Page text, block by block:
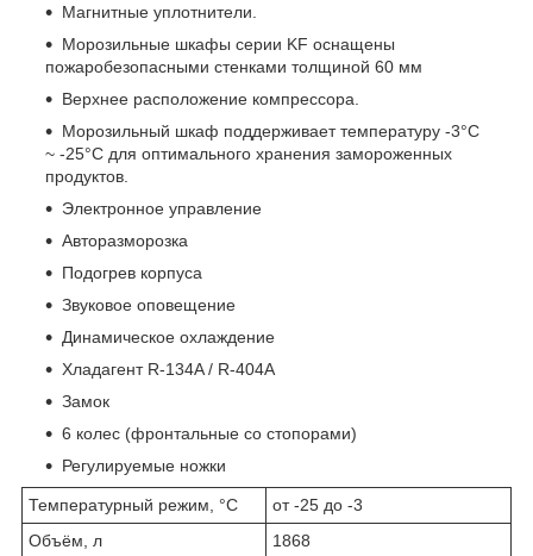
Магнитные уплотнители.
Морозильные шкафы серии KF оснащены
пожаробезопасными стенками толщиной 60 мм
Верхнее расположение компрессора.
Морозильный шкаф поддерживает температуру -3°С
~ -25°С для оптимального хранения замороженных
продуктов.
Электронное управление
Авторазморозка
Подогрев корпуса
Звуковое оповещение
Динамическое охлаждение
Хладагент R-134A / R-404A
Замок
6 колес (фронтальные со стопорами)
Регулируемые ножки
Температурный режим, °C
от -25 до -3
Объём, л
1868